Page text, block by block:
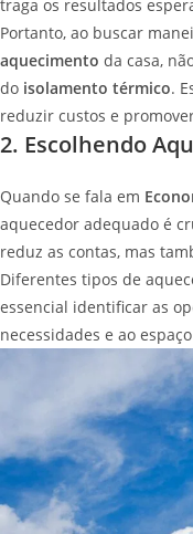
traga os resultados
Portanto, ao buscar
aquecimento da casa,
do isolamento térmico.
reduzir custos e
2. Escolhendo
Quando se fala em
aquecedor adequado é
reduz as contas, mas
Diferentes tipos de
essencial identificar as
necessidades e ao